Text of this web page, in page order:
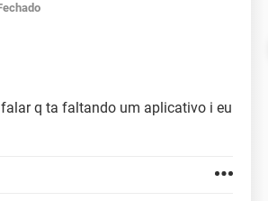
q ta faltando um aplicativo i eu